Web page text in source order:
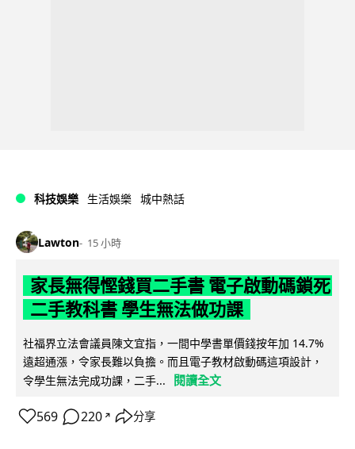
科技娛樂 生活娛樂 城中熱話
Lawton 15 小時
家長無得慳錢買二手書 電子啟動碼鎖死
二手教科書 學生無法做功課
社福界立法會議員陳文宜指，一間中學書單價錢按年加 14.7%
遠超通漲，令家長難以負擔。而且電子教材啟動碼這項設計，
令學生無法完成功課，二手...
閱讀全文
569 220 ↗ 分享